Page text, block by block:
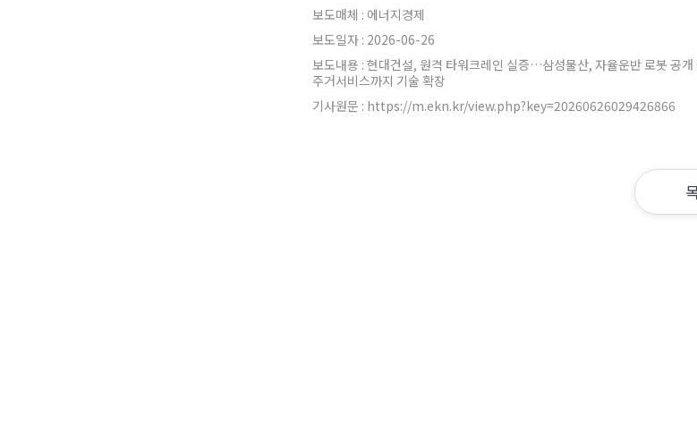
보도매체 : 에너지경제
보도일자 : 2026-06-26
보도내용 : 현대건설, 원격 타워크레인 실증…삼성물산, 자율운반 로봇 공
주거서비스까지 기술 확장
기사원문 : https://m.ekn.kr/view.php?key=20260626029426866